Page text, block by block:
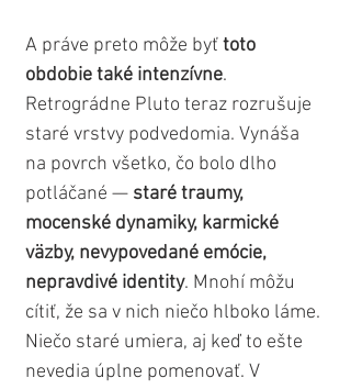
A práve preto môže byť toto
obdobie také intenzívne.
Retrográdne Pluto teraz rozrušuje
staré vrstvy podvedomia. Vynáša
na povrch všetko, čo bolo dlho
potláčané — staré traumy,
mocenské dynamiky, karmické
väzby, nevypovedané emócie,
nepravdivé identity. Mnohí môžu
cítiť, že sa v nich niečo hlboko láme.
Niečo staré umiera, aj keď to ešte
nevedia úplne pomenovať. V